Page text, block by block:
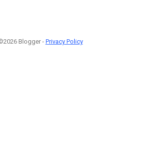
Blogger - Privacy Policy